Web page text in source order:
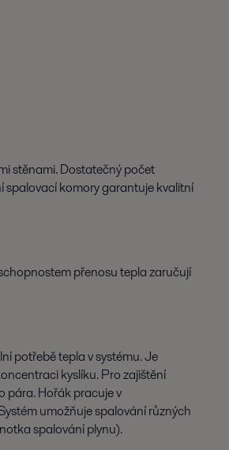
stěnami. Dostatečný počet
spalovací komory garantuje kvalitní
přenosu tepla zaručují
potřebě tepla v systému. Je
kyslíku. Pro zajištění
pára. Hořák pracuje v
umožňuje spalování různých
spalování plynu).